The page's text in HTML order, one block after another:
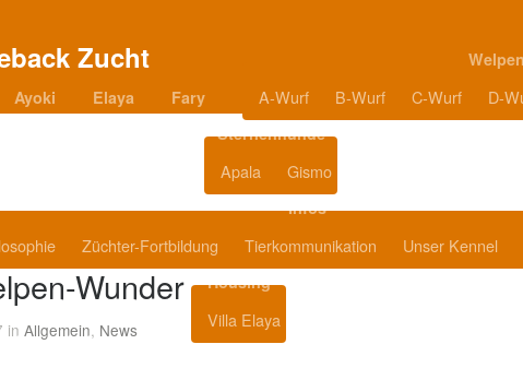
Ayoki Elaya Fary A-Wurf B-Wurf C-Wurf D-
Sternenhunde
Apala Gismo
Infos
Züchter-Fortbildung Tierkommunikation Unser Kennel
Housing
Villa Elaya
Wunder
in Allgemein, News